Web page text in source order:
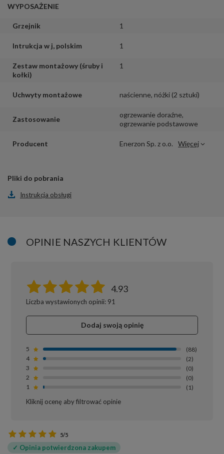
WYPOSAŻENIE
Grzejnik 1
Intrukcja w j, polskim 1
Zestaw montażowy (śruby i
kołki)
1
Uchwyty montażowe naścienne, nóżki (2 sztuki)
Zastosowanie
ogrzewanie doraźne,
ogrzewanie podstawowe
Producent Enerzon Sp. z o.o. Więcej
Pliki do pobrania
Instrukcja obsługi
OPINIE NASZYCH KLIENTÓW
4.93
Liczba wystawionych opinii: 91
Dodaj swoją opinię
5 88
4 2
3 0
2 0
1 1
Kliknij ocenę aby filtrować opinie
5/5
✓ Opinia potwierdzona zakupem